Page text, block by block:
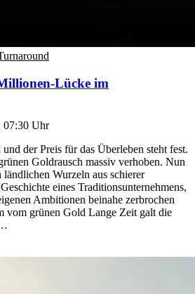
Lücke im
07:30 Uhr
der Preis für das Überleben steht fest.
Goldrausch massiv verhoben. Nun
Wurzeln aus schierer
eines Traditionsunternehmens,
Ambitionen beinahe zerbrochen
vom grünen Gold Lange Zeit galt die